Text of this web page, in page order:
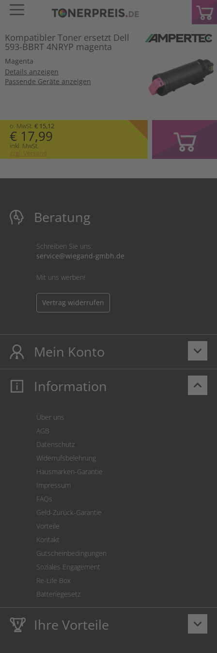
Kompatibler Toner ersetzt Dell
593-BBRT 4NRYP magenta
Magenta
Details anzeigen
Passende Geräte anzeigen
o. MwSt. € 15,12
€ 17,99
inkl. MwSt.
zzgl. Versand
Beratung
Schreiben Sie uns:
service@wiegand-gmbh.de
Mit uns werben!
Vertrag widerrufen
keyboard_arrow_down
Mein Konto
Mein Konto
Cookie Einstellungen
keyboard_arrow_up
Information
Über uns
AGB
Datenschutz
Widerrufsbelehrung
Hausmarken-Garantie
Impressum
FAQs
Geld-Zurück-Garantie
Vorteile
Kontakt
Gutscheinbedingungen
Soziales Engagement
Re-Life Box
Batteriegesetz
keyboard_arrow_down
Ihre Vorteile